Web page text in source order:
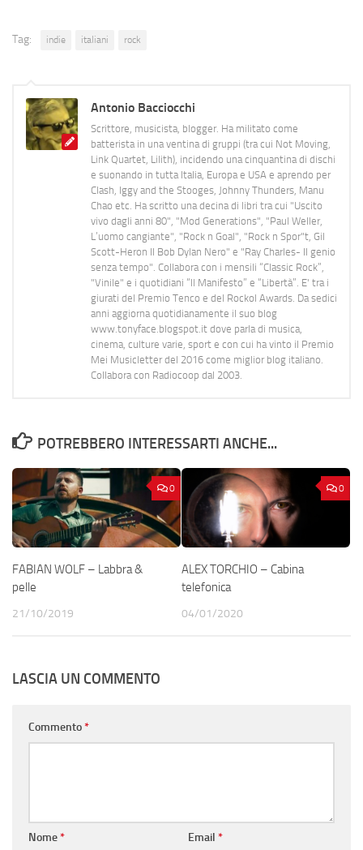
Tag: indie italiani rock
Antonio Bacciocchi
Scrittore, musicista, blogger. Ha militato come
batterista in una ventina di gruppi (tra cui Not Moving,
Link Quartet, Lilith), incidendo una cinquantina di dischi
e suonando in tutta Italia, Europa e USA e aprendo per
Clash, Iggy and the Stooges, Johnny Thunders, Manu
Chao etc. Ha scritto una decina di libri tra cui "Uscito
vivo dagli anni 80", "Mod Generations", "Paul Weller,
L’uomo cangiante", "Rock n Goal", "Rock n Spor"t, Gil
Scott-Heron Il Bob Dylan Nero" e "Ray Charles- Il genio
senza tempo". Collabora con i mensili “Classic Rock”,
"Vinile" e i quotidiani “Il Manifesto” e “Libertà”. E' tra i
giurati del Premio Tenco e del Rockol Awards. Da sedici
anni aggiorna quotidianamente il suo blog
www.tonyface.blogspot.it dove parla di musica,
cinema, culture varie, sport e con cui ha vinto il Premio
Mei Musicletter del 2016 come miglior blog italiano.
Collabora con Radiocoop dal 2003.
POTREBBERO INTERESSARTI ANCHE...
0
FABIAN WOLF – Labbra &
pelle
21/10/2019
0
ALEX TORCHIO – Cabina
telefonica
04/01/2020
LASCIA UN COMMENTO
Commento*
Nome* Email *